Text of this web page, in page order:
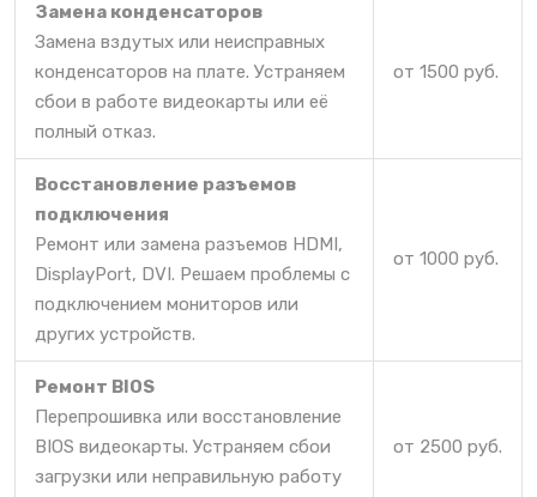
Замена конденсаторов
Замена вздутых или неисправных
конденсаторов на плате. Устраняем
сбои в работе видеокарты или её
полный отказ.
от 1500 руб.
Восстановление разъемов
подключения
Ремонт или замена разъемов HDMI,
DisplayPort, DVI. Решаем проблемы с
подключением мониторов или
других устройств.
от 1000 руб.
Ремонт BIOS
Перепрошивка или восстановление
BIOS видеокарты. Устраняем сбои
загрузки или неправильную работу
от 2500 руб.